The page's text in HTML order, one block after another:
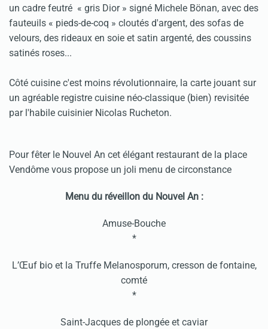
un cadre feutré « gris Dior » signé Michele Bönan, avec des
fauteuils « pieds-de-coq » cloutés d'argent, des sofas de
velours, des rideaux en soie et satin argenté, des coussins
satinés roses...
Côté cuisine c'est moins révolutionnaire, la carte jouant sur
un agréable registre cuisine néo-classique (bien) revisitée
par l'habile cuisinier Nicolas Rucheton.
Pour fêter le Nouvel An cet élégant restaurant de la place
Vendôme vous propose un joli menu de circonstance
Menu du réveillon du Nouvel An :
Amuse-Bouche
*
L’Œuf bio et la Truffe Melanosporum, cresson de fontaine,
comté
*
Saint-Jacques de plongée et caviar